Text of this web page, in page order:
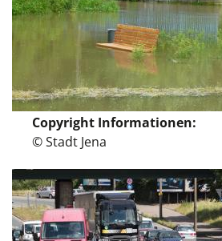
Copyright Informationen
© Stadt Jena